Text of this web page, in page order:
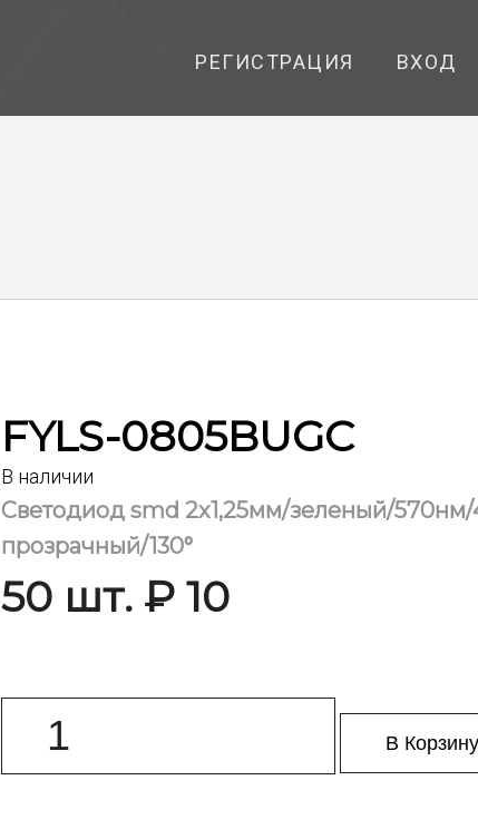
РЕГИСТРАЦИЯ ВХОД
FYLS-0805BUGC
В наличии
Светодиод smd 2х1,25мм/зеленый/
прозрачный/130°
50 шт. ₽ 10
В Корзину